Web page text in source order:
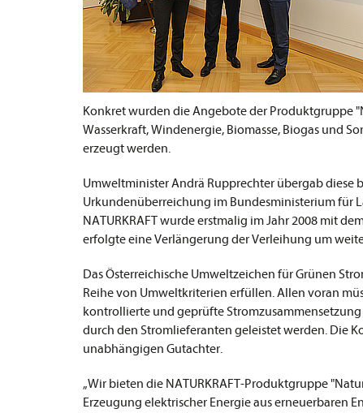
Konkret wurden die Angebote der Produktgruppe
Wasserkraft, Windenergie, Biomasse, Biogas und
erzeugt werden.
Umweltminister Andrä Rupprechter übergab diese
Urkundenüberreichung im Bundesministerium für
NATURKRAFTwurde erstmalig im Jahr 2008 mit
erfolgte eine Verlängerung der Verleihung um
Das Österreichische Umweltzeichen für Grünen
Reihe von Umweltkriterien erfüllen. Allen voran
kontrollierte und geprüfte
durch den Stromlieferanten geleistet werden. Die
unabhängigen Gutachter.
„Wir bieten die NATURKRAFT-Produktgruppe
Erzeugung elektrischer Energie aus erneuerbaren